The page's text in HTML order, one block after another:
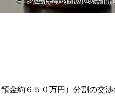
金約６５０万円）分割の交